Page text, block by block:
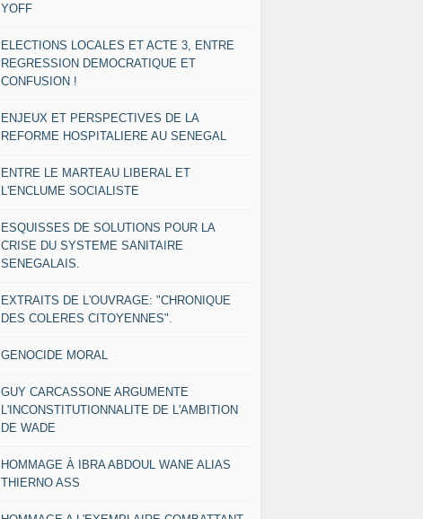
YOFF
ELECTIONS LOCALES ET ACTE 3, ENTRE
REGRESSION DEMOCRATIQUE ET
CONFUSION !
ENJEUX ET PERSPECTIVES DE LA
REFORME HOSPITALIERE AU SENEGAL
ENTRE LE MARTEAU LIBERAL ET
L'ENCLUME SOCIALISTE
ESQUISSES DE SOLUTIONS POUR LA
CRISE DU SYSTEME SANITAIRE
SENEGALAIS.
EXTRAITS DE L'OUVRAGE: "CHRONIQUE
DES COLERES CITOYENNES".
GENOCIDE MORAL
GUY CARCASSONE ARGUMENTE
L'INCONSTITUTIONNALITE DE L'AMBITION
DE WADE
HOMMAGE À IBRA ABDOUL WANE ALIAS
THIERNO ASS